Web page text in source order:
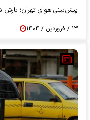
پیش‌بینی هوای تهران؛
۱۳ / فروردین / ۱۴۰۴